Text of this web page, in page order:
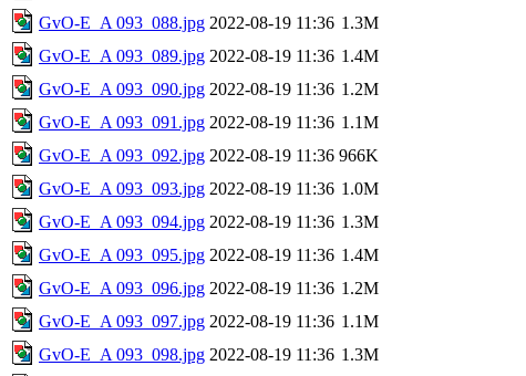
GvO-E_A 093_088.jpg 2022-08-19 11:36 1.3M
GvO-E_A 093_089.jpg 2022-08-19 11:36 1.4M
GvO-E_A 093_090.jpg 2022-08-19 11:36 1.2M
GvO-E_A 093_091.jpg 2022-08-19 11:36 1.1M
GvO-E_A 093_092.jpg 2022-08-19 11:36 966K
GvO-E_A 093_093.jpg 2022-08-19 11:36 1.0M
GvO-E_A 093_094.jpg 2022-08-19 11:36 1.3M
GvO-E_A 093_095.jpg 2022-08-19 11:36 1.4M
GvO-E_A 093_096.jpg 2022-08-19 11:36 1.2M
GvO-E_A 093_097.jpg 2022-08-19 11:36 1.1M
GvO-E_A 093_098.jpg 2022-08-19 11:36 1.3M